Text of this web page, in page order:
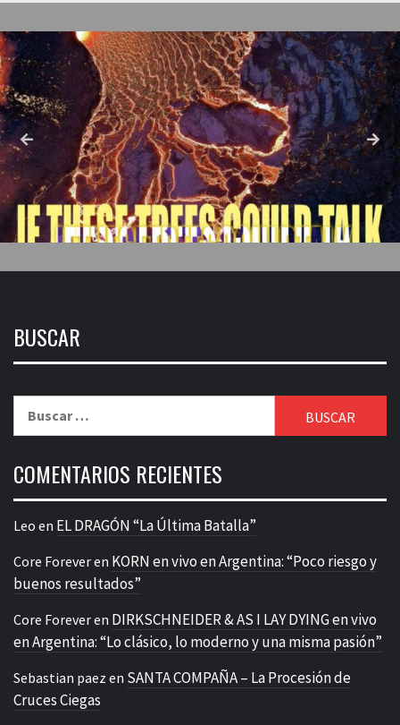
BUSCAR
COMENTARIOS RECIENTES
Leo en EL DRAGÓN “La Última Batalla”
Core Foreveren KORN en vivo en Argentina: “Poco riesgo y
buenos resultados”
Core Foreveren DIRKSCHNEIDER & AS I LAY DYING en vivo
en Argentina: “Lo clásico, lo moderno y una misma pasión”
Sebastian paez en SANTA COMPAÑA – La Procesión de
Cruces Ciegas